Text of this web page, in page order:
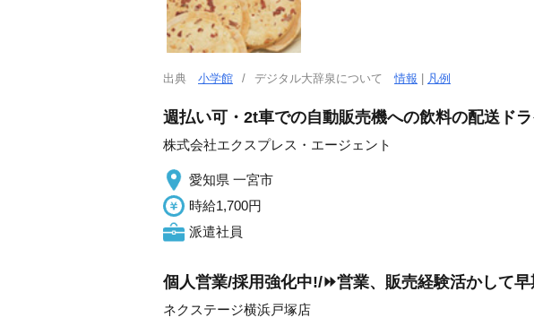
出典 小学館 デジタル大辞泉について情報 凡例
週払い可・2t車での自動販売機への飲料の配送ド
株式会社エクスプレス・エージェント
愛知県 一宮市
時給1,700円
派遣社員
個人営業/採用強化中!/⏩️営業、販売経験活かして
ネクステージ横浜戸塚店